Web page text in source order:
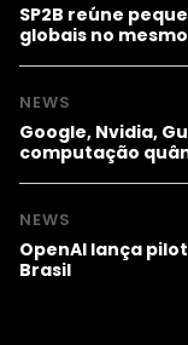
SP2B reúne
globais no
NEWS
Google, Nvidia,
computação
NEWS
OpenAI lança
Brasil